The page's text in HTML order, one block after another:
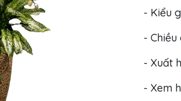
- Kiểu
- Chiều
- Xuất
- Xem